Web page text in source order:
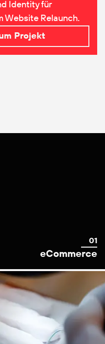
Identity für
Website Relaunch.
Projekt
eCommerce